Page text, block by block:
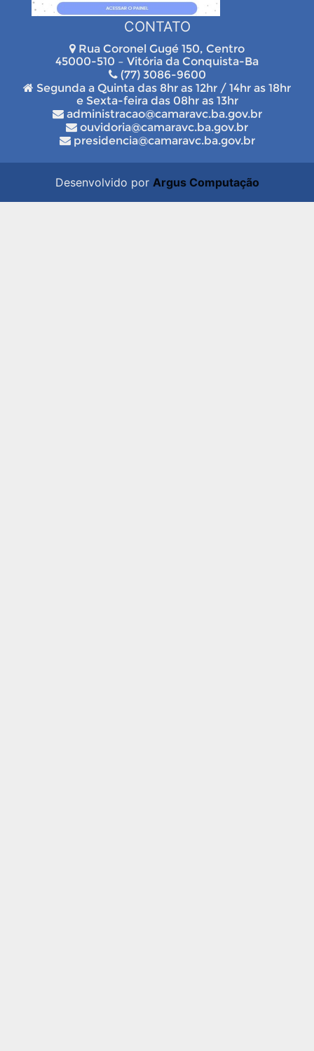
CONTATO
Rua Coronel Gugé 150, Centro
45000-510 – Vitória da Conquista-Ba
(77) 3086-9600
Segunda a Quinta das 8hr as 12hr / 14hr as 18hr
e Sexta-feira das 08hr as 13hr
administracao@camaravc.ba.gov.br
ouvidoria@camaravc.ba.gov.br
presidencia@camaravc.ba.gov.br
Desenvolvido por Argus Computação